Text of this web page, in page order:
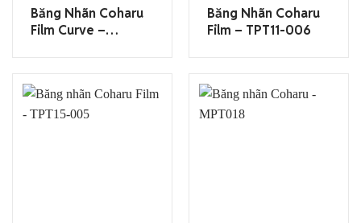
Băng Nhãn Coharu
Film Curve –
Băng Nhãn Coharu
Film – TPT11-006